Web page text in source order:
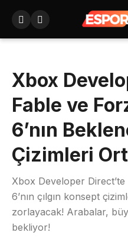
Xbox
Fable ve
6’nın
Çizimleri
Xbox Developer
6’nın çılgın konsept
zorlayacak! Arabalar,
bekliyor!